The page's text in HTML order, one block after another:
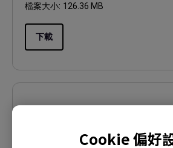
Cookie 偏好
檔案大小: 126.36 MB
下載